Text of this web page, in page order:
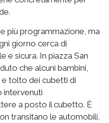
più programmazione, ma
giorno cerca di
e sicura. In piazza San
che alcuni bambini,
tolto dei cubetti di
intervenuti
a posto il cubetto. È
transitano le automobili,